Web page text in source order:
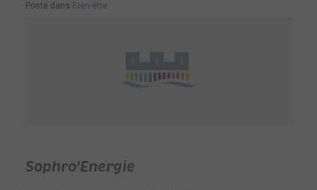
Posté dans Bien-être
Sophro'Energie